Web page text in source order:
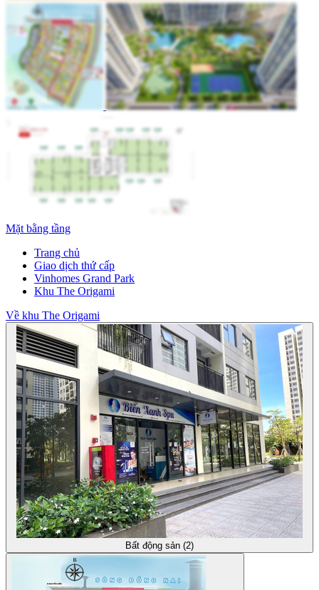
Mặt bằng tầng
Trang chủ
Giao dịch thứ cấp
Vinhomes Grand Park
Khu The Origami
Về khu The Origami
Bất động sản (2)